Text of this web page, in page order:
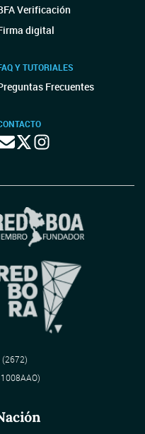
Verificación
digital
Y TUTORIALES
Frecuentes
(2672)